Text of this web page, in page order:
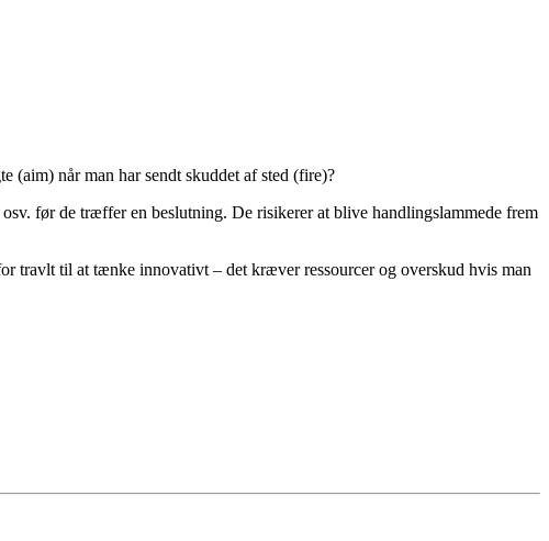
(aim) når man har sendt skuddet af sted (fire)?
før de træffer en beslutning. De risikerer at blive handlingslammede frem
travlt til at tænke innovativt – det kræver ressourcer og overskud hvis man